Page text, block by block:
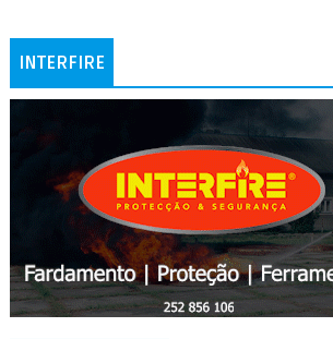
INTERFIRE